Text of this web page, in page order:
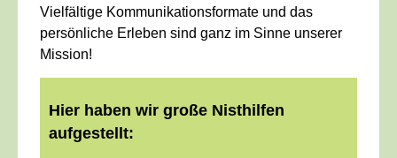
Vielfältige Kommunikationsformate und das
persönliche Erleben sind ganz im Sinne unserer
Mission!
Hier haben wir große Nisthilfen
aufgestellt: